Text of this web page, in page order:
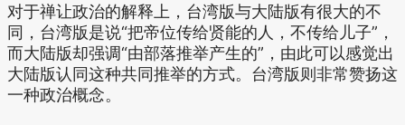
对于禅让政治的解释上，台湾版与大陆版有很大的不
同，台湾版是说“把帝位传给贤能的人，不传给儿子”，
而大陆版却强调“由部落推举产生的”，由此可以感觉出
大陆版认同这种共同推举的方式。台湾版则非常赞扬这
一种政治概念。